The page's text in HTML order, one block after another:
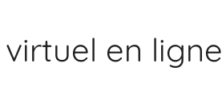
en ligne